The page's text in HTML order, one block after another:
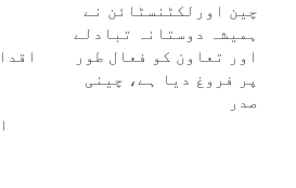
چین اورلکٹنسٹائن نے
ہمیشہ دوستانہ تبادلے
اور تعاون کو فعال طور
پر فروغ دیا ہے، چینی
صدر